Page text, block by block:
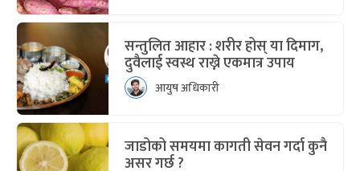
सन्तुलित आहार : शरीर होस् या दिमाग,
दुवैलाई स्वस्थ राख्ने एकमात्र उपाय
आयुष अधिकारी
जाडोको समयमा कागती सेवन गर्दा कुनै
असर गर्छ ?